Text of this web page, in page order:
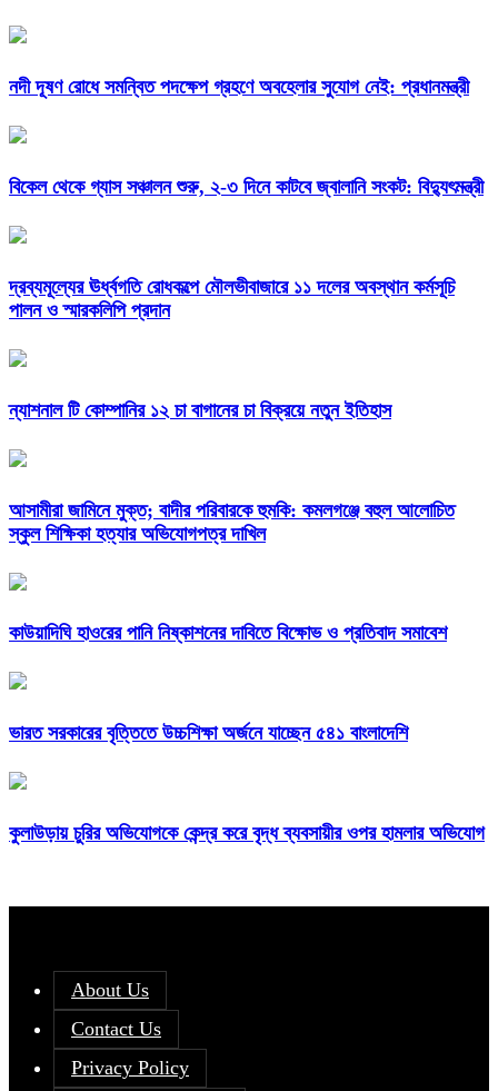
নদী দূষণ রোধে সমন্বিত পদক্ষেপ গ্রহণে অবহেলার সুযোগ নেই: প্রধানমন্ত্রী
বিকেল থেকে গ্যাস সঞ্চালন শুরু, ২-৩ দিনে কাটবে জ্বালানি সংকট: বিদ্যুৎমন্ত্রী
দ্রব্যমূল্যের ঊর্ধ্বগতি রোধকল্পে মৌলভীবাজারে ১১ দলের অবস্থান কর্মসূচি
পালন ও স্মারকলিপি প্রদান
ন্যাশনাল টি কোম্পানির ১২ চা বাগানের চা বিক্রয়ে নতুন ইতিহাস
আসামীরা জামিনে মুক্ত; বাদীর পরিবারকে হুমকি: কমলগঞ্জে বহুল আলোচিত
স্কুল শিক্ষিকা হত্যার অভিযোগপত্র দাখিল
কাউয়াদিঘি হাওরের পানি নিষ্কাশনের দাবিতে বিক্ষোভ ও প্রতিবাদ সমাবেশ
ভারত সরকারের বৃত্তিতে উচ্চশিক্ষা অর্জনে যাচ্ছেন ৫৪১ বাংলাদেশি
কুলাউড়ায় চুরির অভিযোগকে কেন্দ্র করে বৃদ্ধ ব্যবসায়ীর ওপর হামলার অভিযোগ
About Us
Contact Us
Privacy Policy